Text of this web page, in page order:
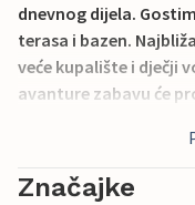
dnevnog dijela.
terasa i bazen.
veće kupalište i dječji
avanture zabavu će
Značajke